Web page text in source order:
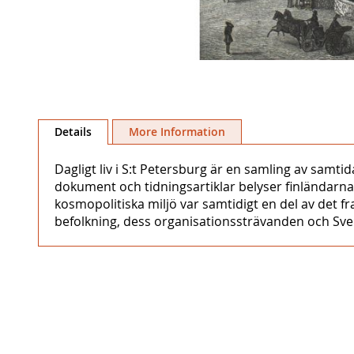
to
the
images
gallery
Details
Dagligt liv i S:t Petersburg är en samling av
dokument och tidningsartiklar belyser
kosmopolitiska miljö var samtidigt en del av det
befolkning, dess organisationssträvanden och
More Information